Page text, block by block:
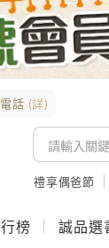
話 (詳)
禮享偶爸節
榜 誠品選